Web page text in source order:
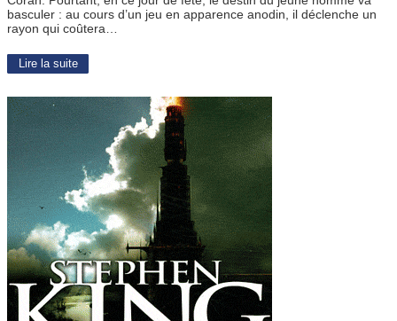
basculer : au cours d’un jeu en apparence anodin, il déclenche un
rayon qui coûtera…
Lire la suite